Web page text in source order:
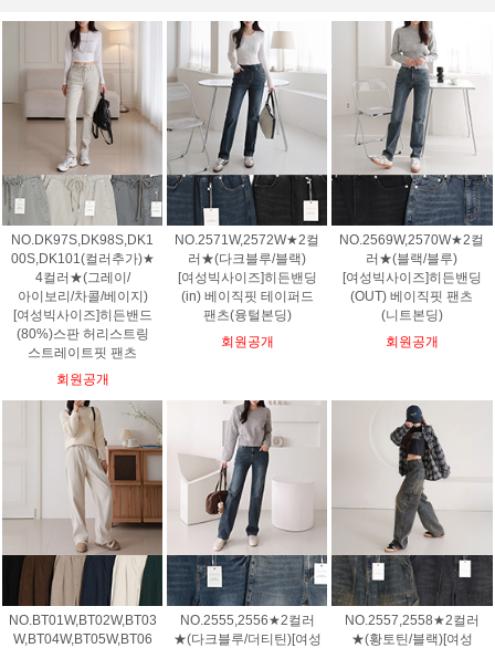
NO.DK97S,DK98S,DK1
00S,DK101(컬러추가)★
4컬러★(그레이/
아이보리/차콜/베이지)
[여성빅사이즈]히든밴드
(80%)스판 허리스트링
스트레이트핏 팬츠
회원공개
NO.2571W,2572W★2컬
러★(다크블루/블랙)
[여성빅사이즈]히든밴딩
(in) 베이직핏 테이퍼드
팬츠(융털본딩)
회원공개
NO.2569W,2570W★2컬
러★(블랙/블루)
[여성빅사이즈]히든밴딩
(OUT) 베이직핏 팬츠
(니트본딩)
회원공개
NO.BT01W,BT02W,BT03
W,BT04W,BT05W,BT06
NO.2555,2556★2컬러
★(다크블루/더티틴)[여성
NO.2557,2558★2컬러
★(황토틴/블랙)[여성